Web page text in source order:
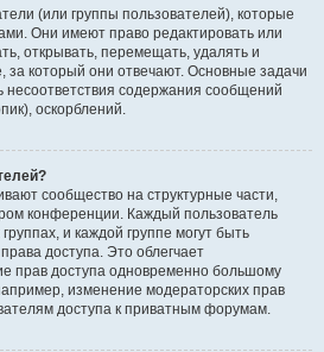
(или группы пользователей), которые
Они имеют право редактировать или
открывать, перемещать, удалять и
который они отвечают. Основные задачи
содержания сообщений
оскорблений.
сообщество на структурные части,
конференции. Каждый пользователь
и каждой группе могут быть
доступа. Это облегчает
прав доступа одновременно большому
изменение модераторских прав
доступа к приватным форумам.